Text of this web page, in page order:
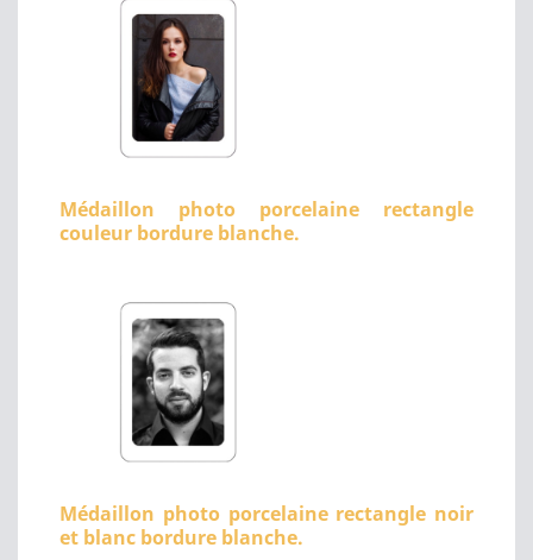
Médaillon photo porcelaine rectangle
couleur bordure blanche.
Médaillon photo porcelaine rectangle noir
et blanc bordure blanche.